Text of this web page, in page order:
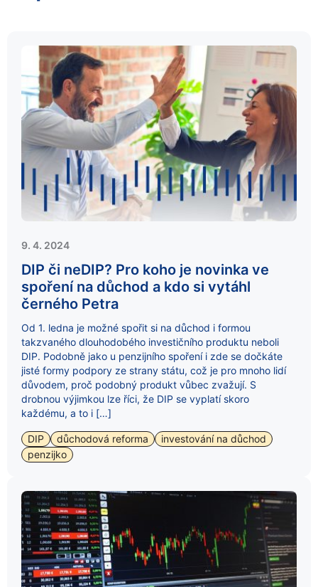
9. 4. 2024
DIP či neDIP? Pro koho je novinka ve
spoření na důchod a kdo si vytáhl
černého Petra
Od 1. ledna je možné spořit si na důchod i formou
takzvaného dlouhodobého investičního produktu neboli
DIP. Podobně jako u penzijního spoření i zde se dočkáte
jisté formy podpory ze strany státu, což je pro mnoho lidí
důvodem, proč podobný produkt vůbec zvažují. S
drobnou výjimkou lze říci, že DIP se vyplatí skoro
každému, a to i […]
DIP důchodová reforma
investování na důchod
penzijko